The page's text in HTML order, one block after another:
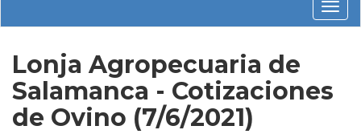
Lonja Agropecuaria de
Salamanca - Cotizaciones
de Ovino (7/6/2021)